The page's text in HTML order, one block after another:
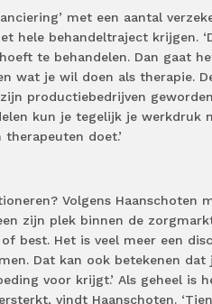
met een aantal
hele behandeltraject krijgen.
te behandelen. Dan gaat
wat je wil doen als therapie.
productiebedrijven
kun je tegelijk je werkdruk
doet.’
Volgens Haanschoten
zijn plek binnen de
best. Het is veel meer een
Dat kan ook betekenen dat
voor krijgt.’ Als geheel is
vindt Haanschoten.